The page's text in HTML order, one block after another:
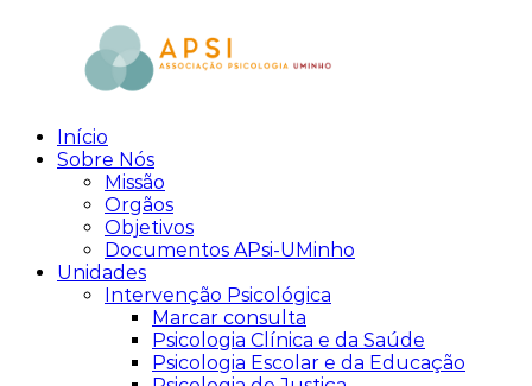
content
aPsi
Associação
Psicologia
Início
Sobre Nós
Missão
Orgãos
Objetivos
Documentos APsi-UMinho
Unidades
Intervenção Psicológica
Marcar consulta
Psicologia Clínica e da Saúde
Psicologia Escolar e da Educação